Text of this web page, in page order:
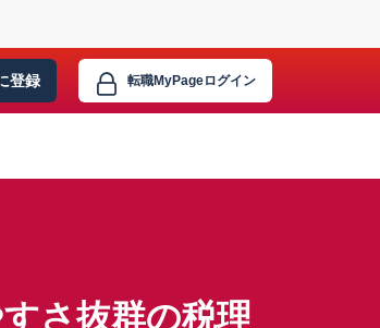
登録 転職MyPageログイン
さ抜群の税理